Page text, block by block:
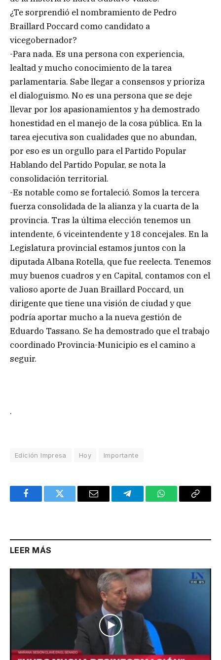
¿Te sorprendió el nombramiento de Pedro
Braillard Poccard como candidato a
vicegobernador?
-Para nada. Es una persona con experiencia,
lealtad y mucho conocimiento de la tarea
parlamentaria. Sabe llegar a consensos y prioriza
el dialoguismo. No es una persona que se deje
llevar por los apasionamientos y ha demostrado
honestidad en el manejo de la cosa pública. En la
tarea ejecutiva son cualidades que no abundan,
por eso es un orgullo para el Partido Popular
Hablando del Partido Popular, se nota la
consolidación territorial.
-Es notable como se fortaleció. Somos la tercera
fuerza consolidada de la alianza y la cuarta de la
provincia. Tras la última elección tenemos un
intendente, 6 viceintendente y 18 concejales. En la
Legislatura provincial estamos juntos con la
diputada Albana Rotella, que fue reelecta. Tenemos
muy buenos cuadros y en Capital, contamos con el
valioso aporte de Juan Braillard Poccard, un
dirigente que tiene una visión de ciudad y que
podría aportar mucho a la nueva gestión de
Eduardo Tassano. Se ha demostrado que el trabajo
coordinado Provincia-Municipio es el camino a
seguir.
.
Edición Impresa Hoy Importante
FacebookTwitter Email TelegramWhatsAppCopy
LEER MÁS